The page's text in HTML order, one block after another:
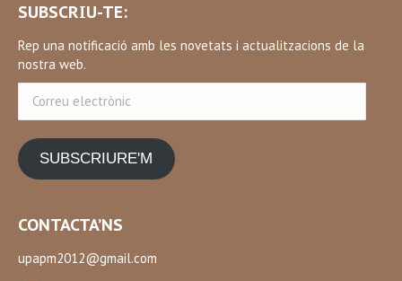
SUBSCRIU-TE:
Rep una notificació amb les novetats i actualitzacions de la
nostra web.
electrònic
SUBSCRIURE'M
CONTACTA’NS
upapm2012@gmail.com